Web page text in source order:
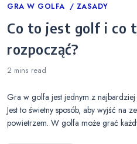
Categories
GRA W GOLFA ZASADY
Co to jest golf i co
rozpocząć?
2 mins read
Gra w golfa jest jednym z
Jest to świetny sposób, aby wyjść na
powietrzem. W golfa może grać